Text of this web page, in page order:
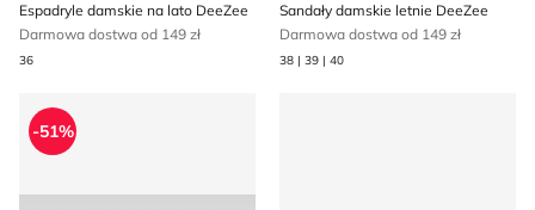
Espadryle damskie na lato DeeZee
Darmowa dostwa od 149 zł
36
Sandały damskie letnie DeeZee
Darmowa dostwa od 149 zł
38 | 39 | 40
Espadryle damskie na lato DeeZee
-51%